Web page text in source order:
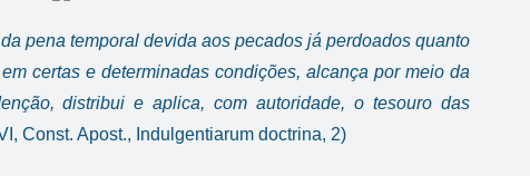
pena temporal devida aos pecados já perdoados quanto
certas e determinadas condições, alcança por meio da
distribui e aplica, com autoridade, o tesouro das
Const. Apost., Indulgentiarum doctrina, 2)